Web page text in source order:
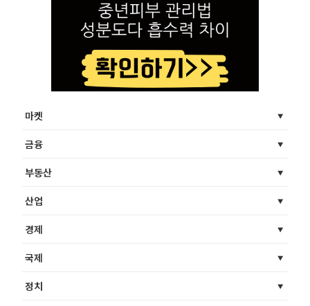
마켓
금융
부동산
산업
경제
국제
정치